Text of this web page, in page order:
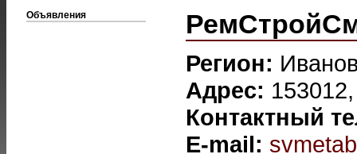
Объявления
Регион:
Адрес:
Контактный
E-mail: